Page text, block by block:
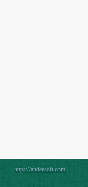
https://andeesoft.com